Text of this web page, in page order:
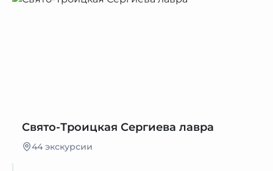
Свято-Троицкая Сергиева лавра
44 экскурсии